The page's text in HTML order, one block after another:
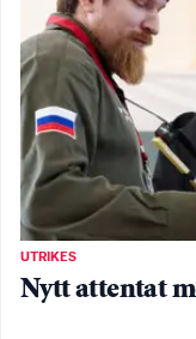
UTRIKES
Nytt attentat